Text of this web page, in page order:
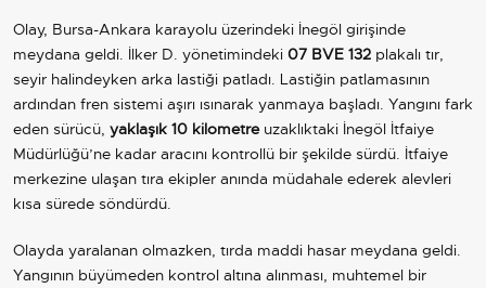
Olay, Bursa-Ankara karayolu üzerindeki İnegöl girişinde
meydana geldi. İlker D. yönetimindeki 07 BVE 132 plakalı tır,
seyir halindeyken arka lastiği patladı. Lastiğin patlamasının
ardından fren sistemi aşırı ısınarak yanmaya başladı. Yangını fark
eden sürücü, yaklaşık 10 kilometreuzaklıktaki İnegöl İtfaiye
Müdürlüğü’ne kadar aracını kontrollü bir şekilde sürdü. İtfaiye
merkezine ulaşan tıra ekipler anında müdahale ederek alevleri
kısa sürede söndürdü.
Olayda yaralanan olmazken, tırda maddi hasar meydana geldi.
Yangının büyümeden kontrol altına alınması, muhtemel bir